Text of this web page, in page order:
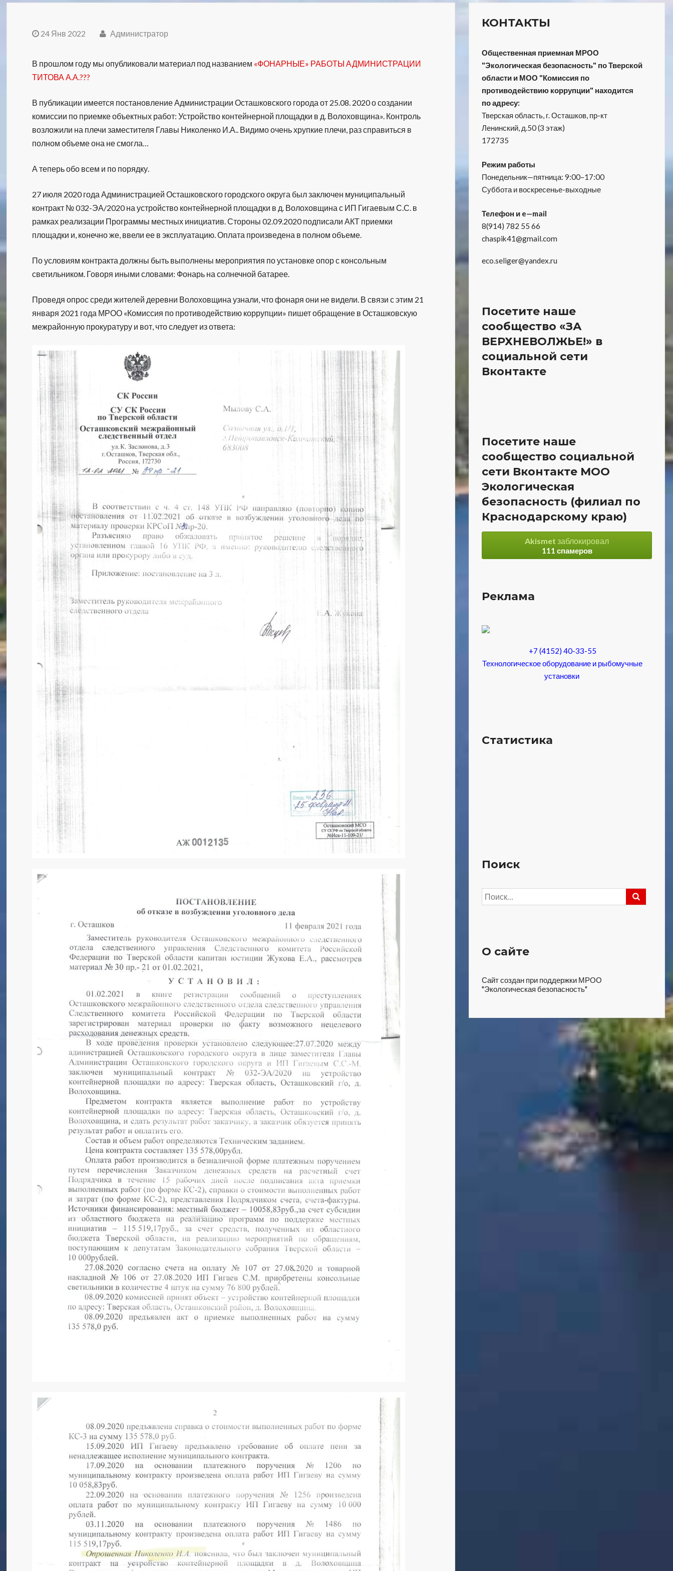
24 Янв 2022 Администратор
В прошлом году мы опубликовали материал под названием «ФОНАРНЫЕ» РАБОТЫ АДМИНИСТРАЦИИ
ТИТОВА А.А.???
В публикации имеется постановление Администрации Осташковского города от 25.08. 2020 о создании
комиссии по приемке объектных работ: Устройство контейнерной площадки в д. Волоховщина». Контроль
возложили на плечи заместителя Главы Николенко И.А.. Видимо очень хрупкие плечи, раз справиться в
полном объеме она не смогла…
А теперь обо всем и по порядку.
27 июля 2020 года Администрацией Осташковского городского округа был заключен муниципальный
контракт № 032-ЭА/2020 на устройство контейнерной площадки в д. Волоховщина с ИП Гигаевым С.С. в
рамках реализации Программы местных инициатив. Стороны 02.09.2020 подписали АКТ приемки
площадки и, конечно же, ввели ее в эксплуатацию. Оплата произведена в полном объеме.
По условиям контракта должны быть выполнены мероприятия по установке опор с консольным
светильником. Говоря иными словами: Фонарь на солнечной батарее.
Проведя опрос среди жителей деревни Волоховщина узнали, что фонаря они не видели. В связи с этим 21
января 2021 года МРОО «Комиссия по противодействию коррупции» пишет обращение в Осташковскую
межрайонную прокуратуру и вот, что следует из ответа:
КОНТАКТЫ
Общественная приемная МРОО
"Экологическая безопасность" по Тверской
области и МОО "Комиссия по
противодействию коррупции" находится
по адресу:
Тверская область, г. Осташков, пр-кт
Ленинский, д.50 (3 этаж)
172735
Режим работы
Понедельник—пятница: 9:00–17:00
Суббота и воскресенье-выходные
Телефон и e—mail
8(914) 782 55 66
chaspik41@gmail.com
eco.seliger@yandex.ru
Посетите наше
сообщество «ЗА
ВЕРХНЕВОЛЖЬЕ!» в
социальной сети
Вконтакте
Посетите наше
сообщество социальной
сети Вконтакте МОО
Экологическая
безопасность (филиал по
Краснодарскому краю)
Akismet заблокировал
111 спамеров
Реклама
+7 (4152) 40-33-55
Технологическое оборудование и рыбомучные
установки
Статистика
Поиск
Найти:
О сайте
Сайт создан при поддержки МРОО
"Экологическая безопасность"